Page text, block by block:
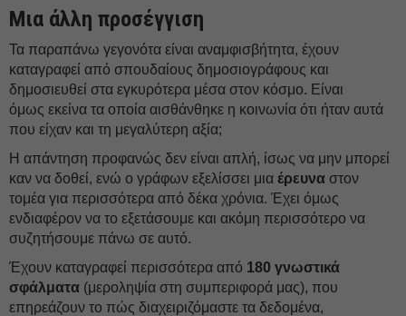
Μια άλλη προσέγγιση
Τα παραπάνω γεγονότα είναι αναμφισβήτητα, έχουν
καταγραφεί από σπουδαίους δημοσιογράφους και
δημοσιευθεί στα εγκυρότερα μέσα στον κόσμο. Είναι
όμως εκείνα τα οποία αισθάνθηκε η κοινωνία ότι ήταν αυτά
που είχαν και τη μεγαλύτερη αξία;
Η απάντηση προφανώς δεν είναι απλή, ίσως να μην μπορεί
καν να δοθεί, ενώ ο γράφων εξελίσσει μια έρευνα στον
τομέα για περισσότερα από δέκα χρόνια. Έχει όμως
ενδιαφέρον να το εξετάσουμε και ακόμη περισσότερο να
συζητήσουμε πάνω σε αυτό.
Έχουν καταγραφεί περισσότερα από 180 γνωστικά
σφάλματα (μεροληψία στη συμπεριφορά μας), που
επηρεάζουν το πώς διαχειριζόμαστε τα δεδομένα,